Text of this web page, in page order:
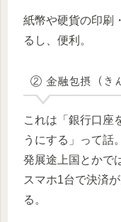
紙幣や硬貨の印刷
るし、便利。
② 金融包摂（き
これは「銀行口座
うにする」って話。
発展途上国とかで
スマホ1台で決済
る。